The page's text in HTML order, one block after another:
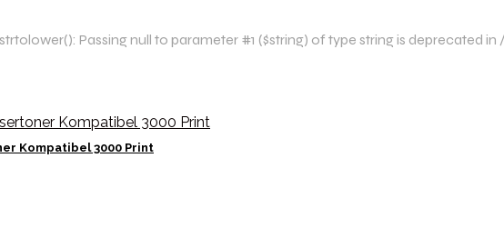
Passing null to parameter #1 ($string) of type string is deprecated
Kompatibel 3000 Print